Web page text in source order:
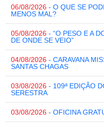
06/08/2026 - O QUE SE
MENOS MAL?
05/08/2026 - “O PESO E A
DE ONDE SE VEIO”
04/08/2026 - CARAVANA
SANTAS CHAGAS
03/08/2026 - 109ª EDIÇÃO
SERESTRA
03/08/2026 - OFICINA